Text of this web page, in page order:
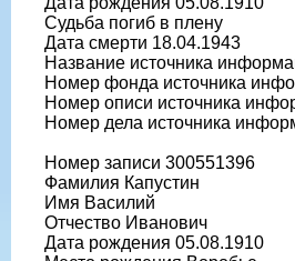
Судьба погиб в плену
Дата смерти 18.04.1943
Название источника
Номер фонда источника
Номер описи источника
Номер дела источника
Номер записи 300551396
Фамилия Капустин
Имя Василий
Отчество Иванович
Дата рождения 05.08.1910